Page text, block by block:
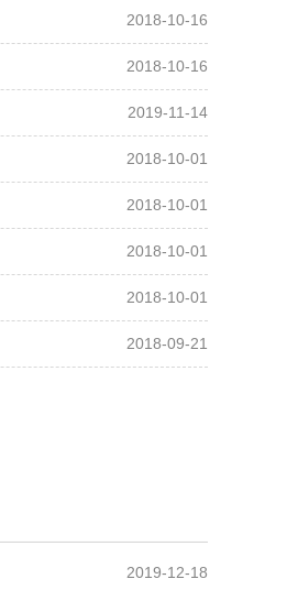
2018-10-16
2018-10-16
2019-11-14
2018-10-01
2018-10-01
2018-10-01
2018-10-01
2018-09-21
2019-12-18